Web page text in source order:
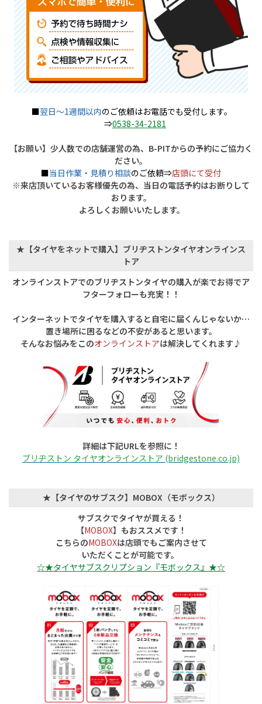
■翌日～1週間以内のご依頼はお電話でも受付します。
⇒0538-34-2181
【お願い】少人数での店舗運営の為、B-PITからの予約にご協力く
ださい。
■当日作業・見積り相談のご依頼⇒店頭にて受付
※来店頂いているお客様優先の為、当日の電話予約はお断りして
おります。
よろしくお願いいたします。
★【タイヤをネットで購入】ブリヂストンタイヤオンラインス
トア
オンラインストアでのブリヂストンタイヤの購入が楽でお得でア
フターフォローも充実！！
インターネットでタイヤを購入すると 自宅に届くんじゃないか…
置き場所に困るなどの不安があると思います。
そんなお悩みをこのオンラインストアは解決してくれます♪
詳細は下記URLを参照に！
ブリヂストン タイヤオンラインストア (bridgestone.co.jp)
★【タイヤのサブスク】MOBOX（モボックス）
サブスクでタイヤが買える！
【MOBOX】もおススメです！
こちらのMOBOXは店頭でもご案内させて
いただくことが可能です。
☆★タイヤサブスクリプション『モボックス』★☆